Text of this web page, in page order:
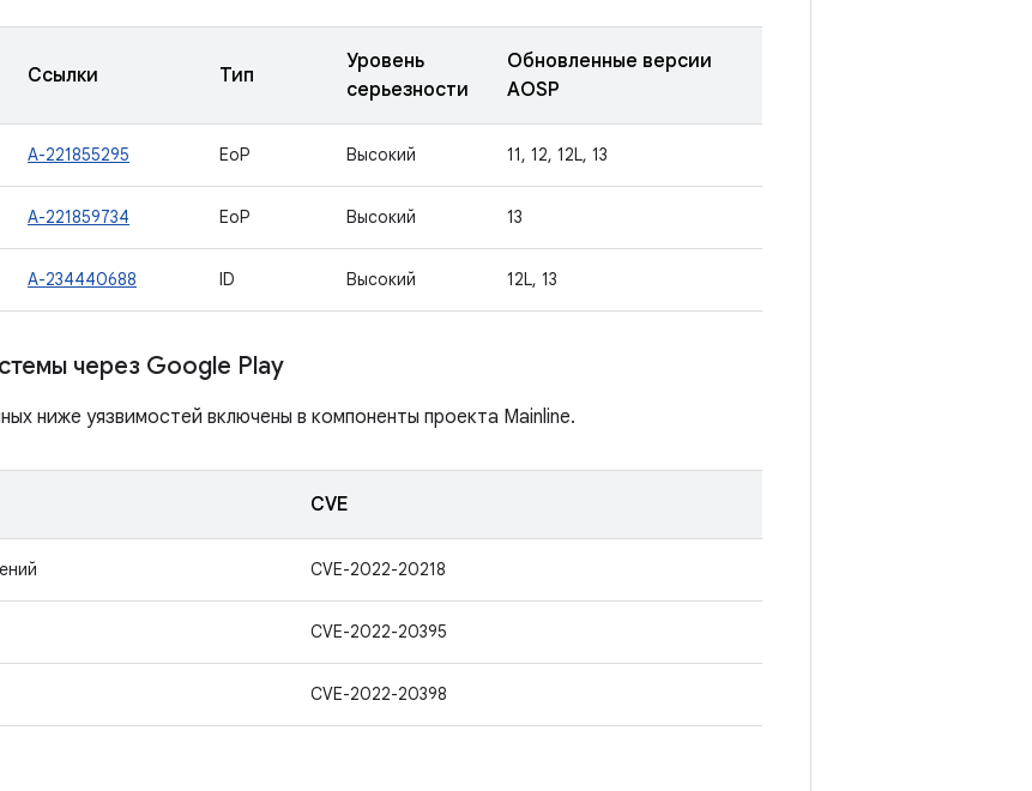
Ссылки Тип
Уровень
серьезности
Обновленные версии
AOSP
A-221855295 EoP Высокий 11, 12, 12L, 13
A-221859734 EoP Высокий 13
A-234440688 ID Высокий 12L, 13
через Google Play
ниже уязвимостей включены в компоненты проекта Mainline.
CVE
CVE-2022-20218
CVE-2022-20395
CVE-2022-20398